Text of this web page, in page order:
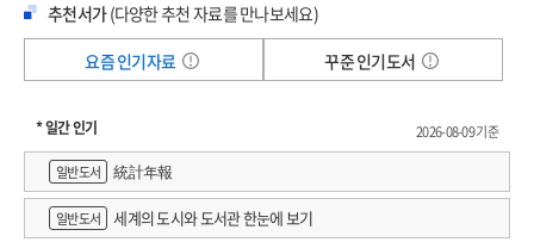
추천서가(다양한 추천 자료를 만나보세요)
요즘 인기자료
꾸준 인기도서
* 일간 인기
2026-08-09 기준
일반도서
統計年報
일반도서 세계의 도시와 도서관 한눈에 보기